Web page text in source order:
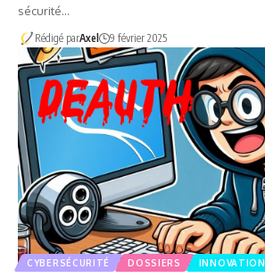
sécurité…
Rédigé parAxel 9 février 2025
CYBERSÉCURITÉ DOSSIERS INNOVATION